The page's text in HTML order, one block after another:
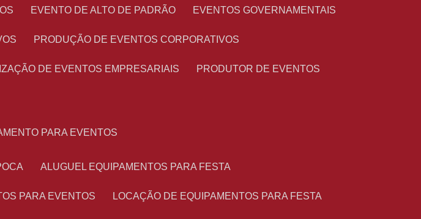
EVENTO DE ALTO DE PADRÃO EVENTOS GOVERNAMENTAIS
PRODUÇÃO DE EVENTOS CORPORATIVOS
DE EVENTOS EMPRESARIAIS PRODUTOR DE EVENTOS
PARA EVENTOS
ALUGUEL EQUIPAMENTOS PARA FESTA
PARA EVENTOS LOCAÇÃO DE EQUIPAMENTOS PARA FESTA